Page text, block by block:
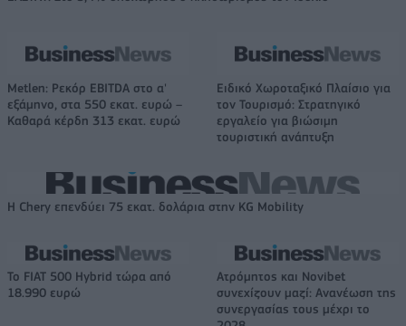
Metlen: Ρεκόρ EBITDA στο α'
εξάμηνο, στα 550 εκατ. ευρώ –
Καθαρά κέρδη 313 εκατ. ευρώ
Ειδικό Χωροταξικό Πλαίσιο για
τον Τουρισμό: Στρατηγικό
εργαλείο για βιώσιμη
τουριστική ανάπτυξη
Η Chery επενδύει 75 εκατ. δολάρια στην KG Mobility
Το FIAT 500 Hybrid τώρα από
18.990 ευρώ
Ατρόμητος και Novibet
συνεχίζουν μαζί: Ανανέωση της
συνεργασίας τους μέχρι το